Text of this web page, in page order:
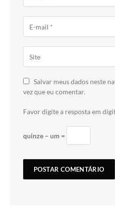
Salvar meus dados neste
vez que eu comentar.
Favor digite a resposta em
quinze − um =